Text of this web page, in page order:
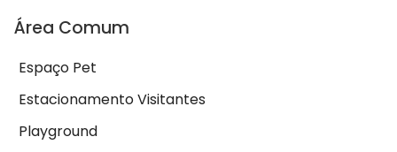
Área Comum
Espaço Pet
Estacionamento Visitantes
Playground